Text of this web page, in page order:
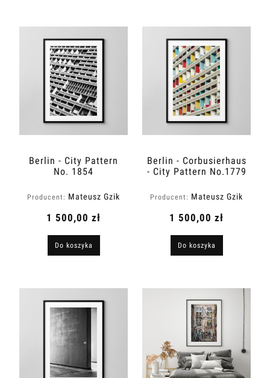
Berlin - City Pattern
No. 1854
Producent: Mateusz Gzik
1 500,00 zł
Do koszyka
Berlin - Corbusierhaus
- City Pattern No.1779
Producent: Mateusz Gzik
1 500,00 zł
Do koszyka